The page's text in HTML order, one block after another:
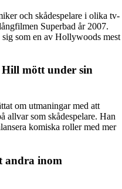
och skådespelare i olika tv-
Superbad år 2007.
sig som en av Hollywoods mest
mött under sin
om utmaningar med att
allvar som skådespelare. Han
komiska roller med mer
andra inom